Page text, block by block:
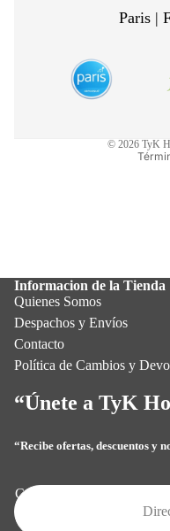
Paris |
© 2026 TyK
Política de
Términos del
Informacion de la Tienda
Quienes Somos
Despachos y Envíos
Contacto
Política de Cambios y
“Únete a TyK
“Recibe ofertas, descuentos y
Correo electrónico
Política de